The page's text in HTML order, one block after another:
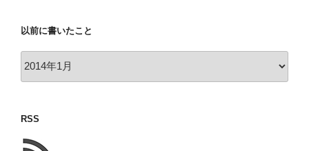
以前に書いたこと
い
た
RSS